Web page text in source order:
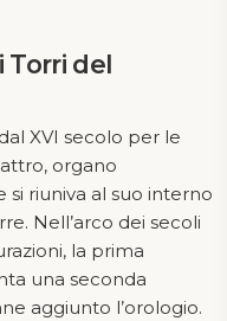
Torri del
XVI secolo per le
organo
si riuniva al suo interno
Nell’arco dei secoli
la prima
una seconda
aggiunto l’orologio.